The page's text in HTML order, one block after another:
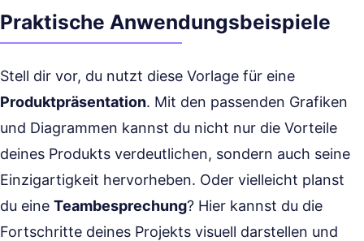
Praktische Anwendungsbeispiele
Stell dir vor, du nutzt diese Vorlage für eine
Produktpräsentation. Mit den passenden Grafiken
und Diagrammen kannst du nicht nur die Vorteile
deines Produkts verdeutlichen, sondern auch seine
Einzigartigkeit hervorheben. Oder vielleicht planst
du eine Teambesprechung? Hier kannst du die
Fortschritte deines Projekts visuell darstellen und